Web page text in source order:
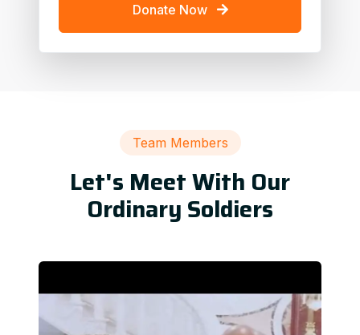
Donate Now
Team Members
Let's Meet With Our
Ordinary Soldiers